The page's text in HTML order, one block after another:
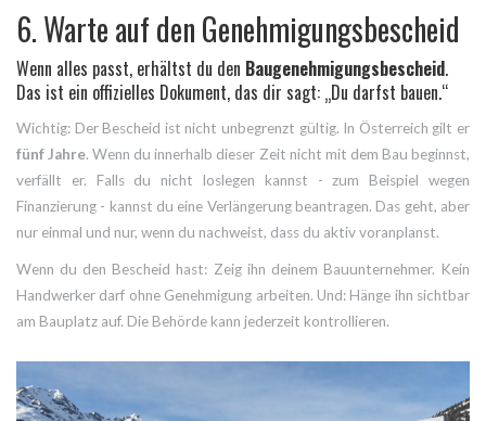
6. Warte auf den Genehmigungsbescheid
Wenn alles passt, erhältst du den Baugenehmigungsbescheid.
Das ist ein offizielles Dokument, das dir sagt: „Du darfst bauen.“
Wichtig: Der Bescheid ist nicht unbegrenzt gültig. In Österreich gilt er
fünf Jahre. Wenn du innerhalb dieser Zeit nicht mit dem Bau beginnst,
verfällt er. Falls du nicht loslegen kannst - zum Beispiel wegen
Finanzierung - kannst du eine Verlängerung beantragen. Das geht, aber
nur einmal und nur, wenn du nachweist, dass du aktiv voranplanst.
Wenn du den Bescheid hast: Zeig ihn deinem Bauunternehmer. Kein
Handwerker darf ohne Genehmigung arbeiten. Und: Hänge ihn sichtbar
am Bauplatz auf. Die Behörde kann jederzeit kontrollieren.